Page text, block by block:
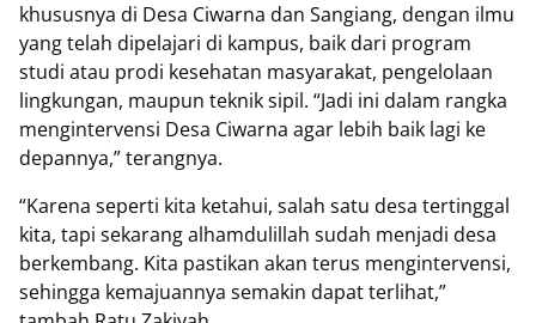
khususnya di Desa Ciwarna dan Sangiang, dengan ilmu
yang telah dipelajari di kampus, baik dari program
studi atau prodi kesehatan masyarakat, pengelolaan
lingkungan, maupun teknik sipil. “Jadi ini dalam rangka
mengintervensi Desa Ciwarna agar lebih baik lagi ke
depannya,” terangnya.
“Karena seperti kita ketahui, salah satu desa tertinggal
kita, tapi sekarang alhamdulillah sudah menjadi desa
berkembang. Kita pastikan akan terus mengintervensi,
sehingga kemajuannya semakin dapat terlihat,”